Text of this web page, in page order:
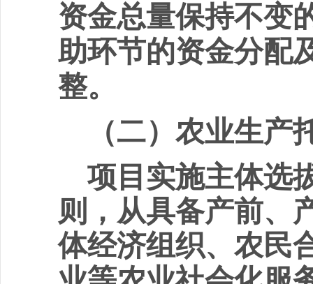
资金总量保持不变
助环节的资金分配
整。
（二）农业生产
项目实施主体选
则，从具备产前、
体经济组织、农民